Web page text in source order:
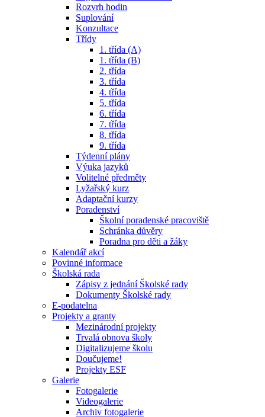
Rozvrh hodin
Suplování
Konzultace
Třídy
1. třída (A)
1. třída (B)
2. třída
3. třída
4. třída
5. třída
6. třída
7. třída
8. třída
9. třída
Týdenní plány
Výuka jazyků
Volitelné předměty
Lyžařský kurz
Adaptační kurzy
Poradenství
Školní poradenské pracoviště
Schránka důvěry
Poradna pro děti a žáky
Kalendář akcí
Povinné informace
Školská rada
Zápisy z jednání Školské rady
Dokumenty Školské rady
E-podatelna
Projekty a granty
Mezinárodní projekty
Trvalá obnova školy
Digitalizujeme školu
Doučujeme!
Projekty ESF
Galerie
Fotogalerie
Videogalerie
Archiv fotogalerie